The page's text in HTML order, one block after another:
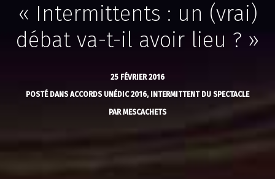
« Intermittents : un (vrai)
débat va-t-il avoir lieu ? »
25 FÉVRIER 2016
POSTÉ DANS ACCORDS UNÉDIC 2016, INTERMITTENT DU SPECTACLE
PARMESCACHETS